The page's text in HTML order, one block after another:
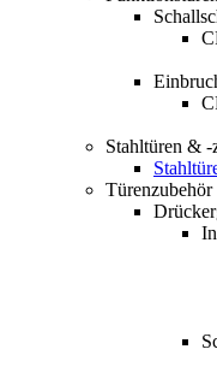
Stahltüren & -
Türenzubehör